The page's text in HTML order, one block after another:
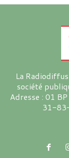
La
société
Adresse : 01
31-